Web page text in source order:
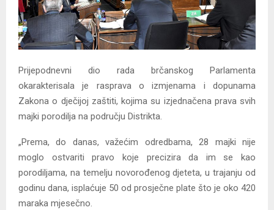
Prijepodnevni dio rada brčanskog Parlamenta
okarakterisala je rasprava o izmjenama i dopunama
Zakona o dječijoj zaštiti, kojima su izjednačena prava svih
majki porodilja na području Distrikta.
„Prema, do danas, važećim odredbama, 28 majki nije
moglo ostvariti pravo koje precizira da im se kao
porodiljama, na temelju novorođenog djeteta, u trajanju od
godinu dana, isplaćuje 50 od prosječne plate što je oko 420
maraka mjesečno.